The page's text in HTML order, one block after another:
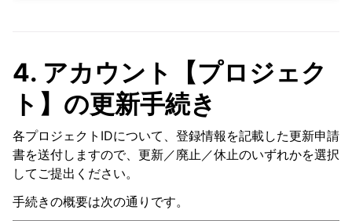
4. アカウント【プロジェク
ト】の更新手続き
各プロジェクトIDについて、登録情報を記載した更新申請
書を送付しますので、更新／廃止／休止のいずれかを選択
してご提出ください。
手続きの概要は次の通りです。